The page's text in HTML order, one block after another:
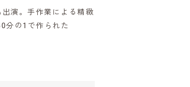
演。手作業による精緻
分の1で作られた